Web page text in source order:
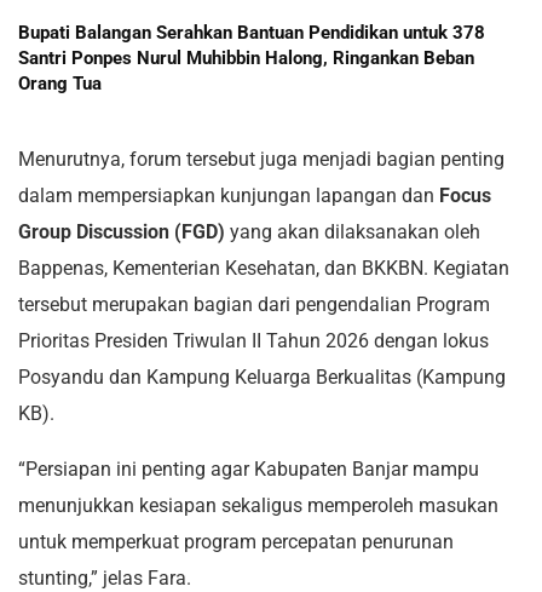
Bupati Balangan Serahkan Bantuan Pendidikan untuk 378
Santri Ponpes Nurul Muhibbin Halong, Ringankan Beban
Orang Tua
Menurutnya, forum tersebut juga menjadi bagian penting
dalam mempersiapkan kunjungan lapangan dan Focus
Group Discussion (FGD) yang akan dilaksanakan oleh
Bappenas, Kementerian Kesehatan, dan BKKBN. Kegiatan
tersebut merupakan bagian dari pengendalian Program
Prioritas Presiden Triwulan II Tahun 2026 dengan lokus
Posyandu dan Kampung Keluarga Berkualitas (Kampung
KB).
“Persiapan ini penting agar Kabupaten Banjar mampu
menunjukkan kesiapan sekaligus memperoleh masukan
untuk memperkuat program percepatan penurunan
stunting,” jelas Fara.